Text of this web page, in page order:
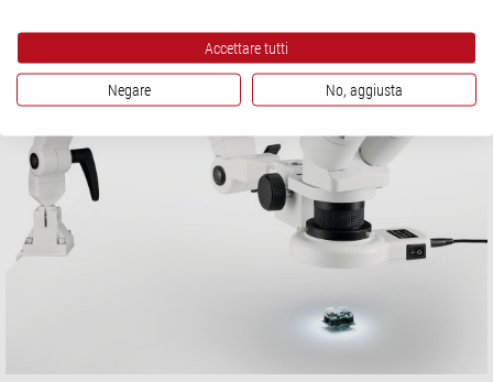
Accettare tutti
Negare No, aggiusta